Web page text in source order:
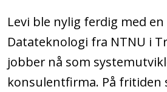
Levi ble nylig ferdig med
Datateknologi fra NTNU i
jobber nå som
konsulentfirma. På fritiden